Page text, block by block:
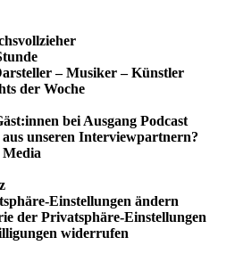
– Musiker – Künstler
der Woche
bei Ausgang Podcast
unseren Interviewpartnern?
Einstellungen ändern
der Privatsphäre-Einstellungen
widerrufen